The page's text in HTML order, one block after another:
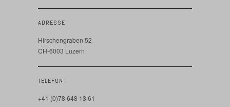
ADRESSE
Hirschengraben 52
CH-6003 Luzern
TELEFON
+41 (0)78 648 13 61